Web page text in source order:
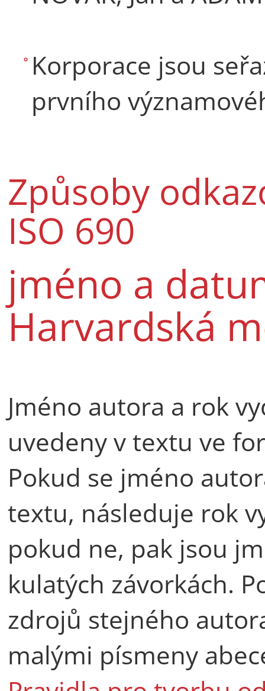
Korporace jsou
prvního
Způsoby
ISO 690
jméno a
Harvardská
Jméno autora a rok
uvedeny v textu ve
Pokud se jméno
textu, následuje rok
pokud ne, pak jsou
kulatých závorkách.
zdrojů stejného
malými písmeny